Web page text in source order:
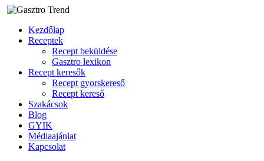
Kezdőlap
Receptek
Recept beküldése
Gasztro lexikon
Recept keresők
Recept gyorskereső
Recept kereső
Szakácsok
Blog
GYIK
Médiaajánlat
Kapcsolat